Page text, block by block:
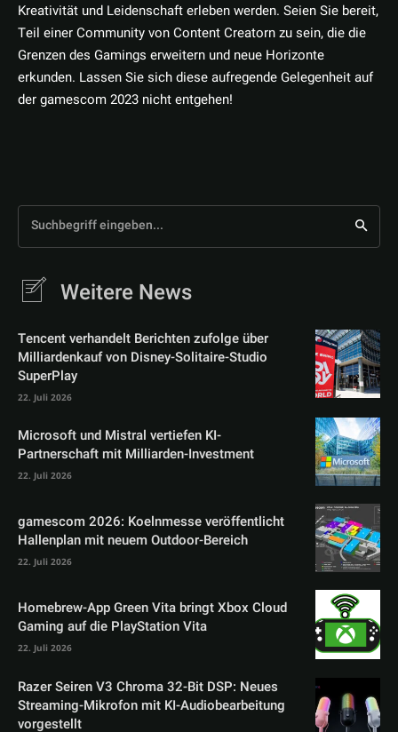
Kreativität und Leidenschaft erleben werden. Seien Sie bereit,
Teil einer Community von Content Creatorn zu sein, die die
Grenzen des Gamings erweitern und neue Horizonte
erkunden. Lassen Sie sich diese aufregende Gelegenheit auf
der gamescom 2023 nicht entgehen!
Suchbegriff eingeben...
Weitere News
Tencent verhandelt Berichten zufolge über
Milliardenkauf von Disney-Solitaire-Studio
SuperPlay
22. Juli 2026
Microsoft und Mistral vertiefen KI-
Partnerschaft mit Milliarden-Investment
22. Juli 2026
gamescom 2026: Koelnmesse veröffentlicht
Hallenplan mit neuem Outdoor-Bereich
22. Juli 2026
Homebrew-App Green Vita bringt Xbox Cloud
Gaming auf die PlayStation Vita
22. Juli 2026
Razer Seiren V3 Chroma 32-Bit DSP: Neues
Streaming-Mikrofon mit KI-Audiobearbeitung
vorgestellt